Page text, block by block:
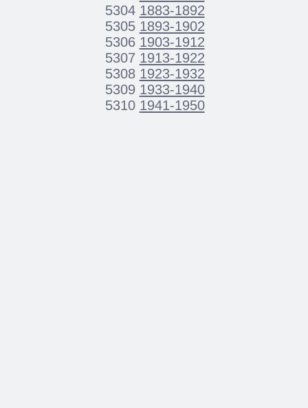
5304 1883-1892
5305 1893-1902
5306 1903-1912
5307 1913-1922
5308 1923-1932
5309 1933-1940
5310 1941-1950